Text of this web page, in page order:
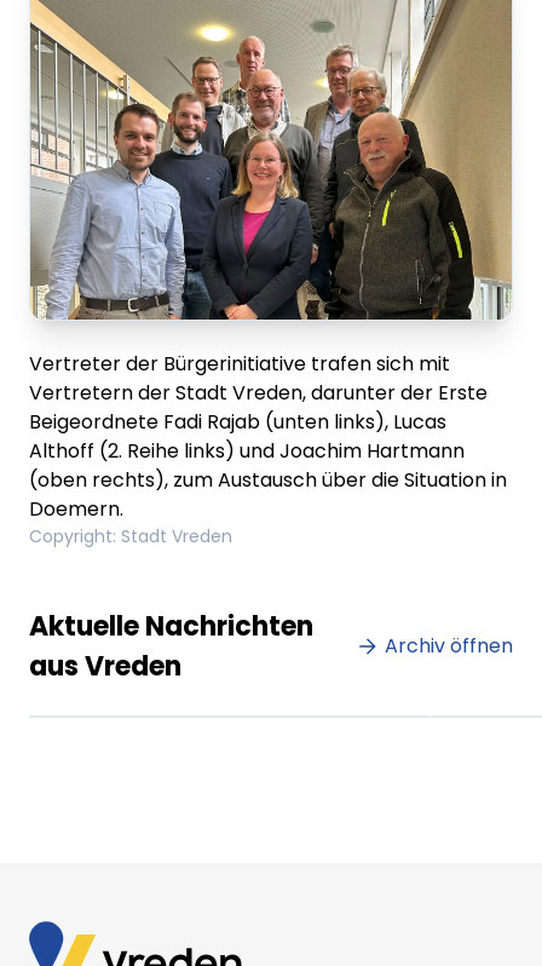
Vertreter der Bürgerinitiative trafen sich mit
Vertretern der Stadt Vreden, darunter der Erste
Beigeordnete Fadi Rajab (unten links), Lucas
Althoff (2. Reihe links) und Joachim Hartmann
(oben rechts), zum Austausch über die Situation in
Doemern.
Copyright: Stadt Vreden
Aktuelle Nachrichten
aus Vreden
Archiv öffnen
Lorem ipsum Lorem ipsum